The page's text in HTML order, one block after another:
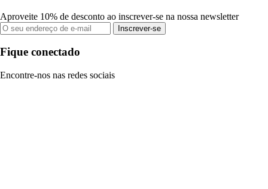
Aproveite 10% de desconto ao inscrever-se na nossa newsletter
Inscrever-se
Fique conectado
Encontre-nos nas redes sociais